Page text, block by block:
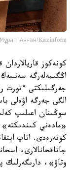
Аяған/Kazinform
كونەكوز
جەرگىلىكتى ءتورت
الگى جەرگە اۋەلى
سوڭىنان اعىلىپ
«مادەني كىندىكتە»
كوتەرەدى. اتاپ
جاتاقحانالارى،
وتاۋ»، دارىگەرلىك